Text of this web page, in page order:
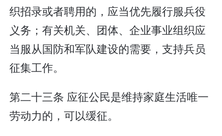
织招录或者聘用的，应当优先履行服兵役
义务；有关机关、团体、企业事业组织应
当服从国防和军队建设的需要，支持兵员
征集工作。
第二十三条 应征公民是维持家庭生活唯一
劳动力的，可以缓征。